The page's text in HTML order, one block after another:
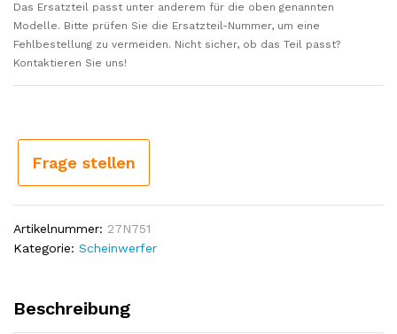
Das Ersatzteil passt unter anderem für die oben genannten
Modelle. Bitte prüfen Sie die Ersatzteil-Nummer, um eine
Fehlbestellung zu vermeiden. Nicht sicher, ob das Teil passt?
Kontaktieren Sie uns!
Frage stellen
Artikelnummer: 27N751
Kategorie: Scheinwerfer
Beschreibung